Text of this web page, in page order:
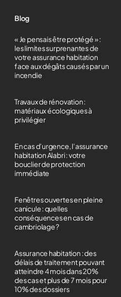
Blog
« Je pensais être protégé » :
les limites surprenantes de
votre assurance habitation
face aux dégâts causés par un
incendie
Travaux de rénovation :
matériaux écologiques à
privilégier
En cas d’urgence, l’assurance
habitation Alabri : votre
bouclier de protection
immédiate
Fenêtres ouvertes en pleine
canicule : quelles
conséquences en cas de
cambriolage ?
Assurance habitation : des
délais de traitement pouvant
atteindre 4 mois dans 20%
des cas et plus de 7 mois pour
10% des dossiers